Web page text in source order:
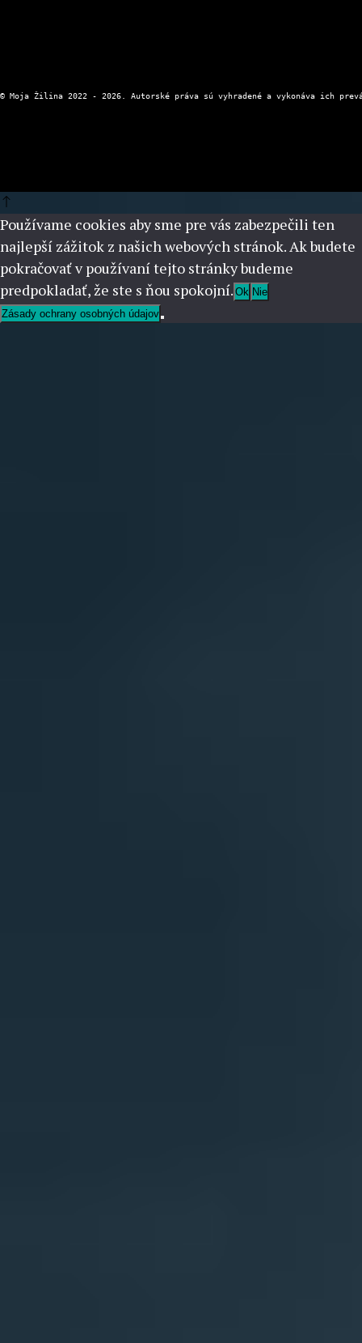
Používame cookies aby sme pre vás zabezpečili ten
najlepší zážitok z našich webových stránok. Ak budete
pokračovať v používaní tejto stránky budeme
predpokladať, že ste s ňou spokojní. Ok Nie
Zásady ochrany osobných údajov